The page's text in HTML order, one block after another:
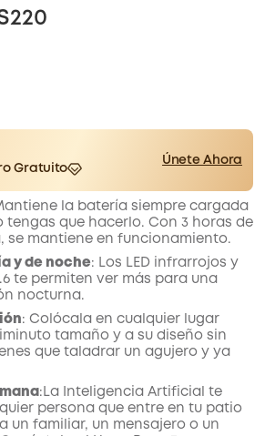
Gratuito
Únete Ahora
/mes
5,00€
Other Benefits
la batería siempre cargada
tengas que hacerlo. Con 3 horas de
se mantiene en funcionamiento.
y de noche: Los LED infrarrojos y
te permiten ver más para una
nocturna.
: Colócala en cualquier lugar
tamaño y a su diseño sin
que taladrar un agujero y ya
:La Inteligencia Artificial te
persona que entre en tu patio
un familiar, un mensajero o un